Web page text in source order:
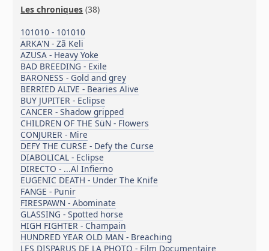
Les chroniques (38)
101010 - 101010
ARKA'N - Zã Keli
AZUSA - Heavy Yoke
BAD BREEDING - Exile
BARONESS - Gold and grey
BERRIED ALIVE - Bearies Alive
BUY JUPITER - Eclipse
CANCER - Shadow gripped
CHILDREN OF THE SüN - Flowers
CONJURER - Mire
DEFY THE CURSE - Defy the Curse
DIABOLICAL - Eclipse
DIRECTO - ...Al Infierno
EUGENIC DEATH - Under The Knife
FANGE - Punir
FIRESPAWN - Abominate
GLASSING - Spotted horse
HIGH FIGHTER - Champain
HUNDRED YEAR OLD MAN - Breaching
LES DISPARUS DE LA PHOTO - Film Documentaire